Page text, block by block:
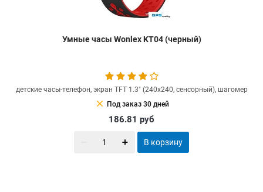
Умные часы Wonlex KT04 (черный)
детские часы-телефон, экран TFT 1.3" (240x240, сенсорный), шагомер
clear Под заказ 30 дней
186.81 руб
В корзину